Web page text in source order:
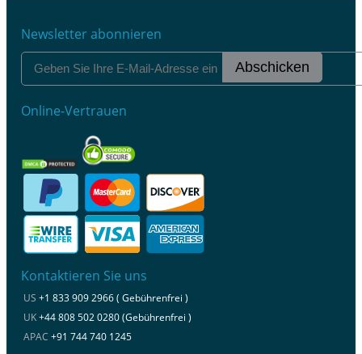
Newsletter abonnieren
Abschicken
Online-Vertrauen
Kontaktieren Sie uns
US +1 833 909 2966 ( Gebührenfrei )
UK+44 808 502 0280 (Gebührenfrei )
APAC +91 744 740 1245